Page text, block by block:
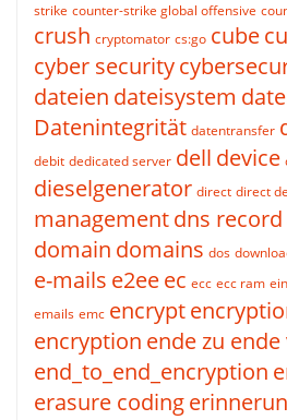
strike counter-strike global offensive
crush cryptomator cs:go cube
cyber security
dateien dateisystem
Datenintegrität datentransfer
debit dedicated server dell device
dieselgenerator direct direct
managementdns record
domain domains dos
e-mails e2eeec ecc ecc ram
emails emc encrypt
encryption ende zu
end_to_end_encryption
erasure coding